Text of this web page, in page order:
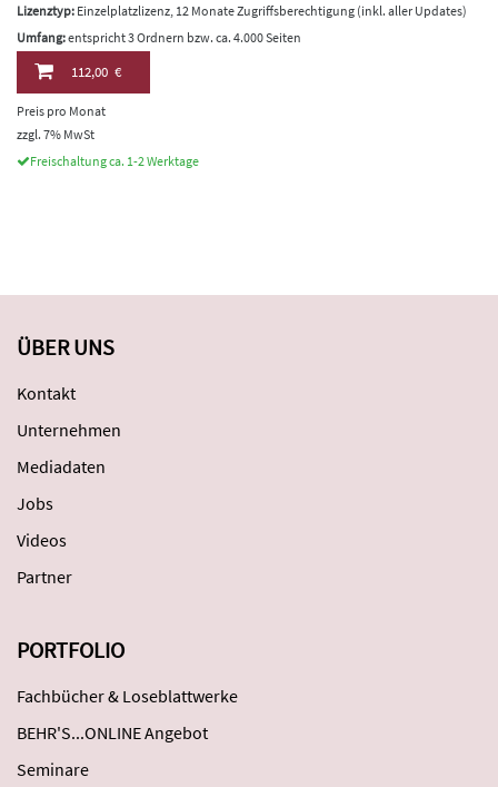
Lizenztyp: Einzelplatzlizenz, 12 Monate Zugriffsberechtigung (inkl. aller Updates)
Umfang:entspricht 3 Ordnern bzw. ca. 4.000 Seiten
112,00 €
Preis pro Monat
zzgl. 7% MwSt
Freischaltung ca. 1-2 Werktage
ÜBER UNS
Kontakt
Unternehmen
Mediadaten
Jobs
Videos
Partner
PORTFOLIO
Fachbücher & Loseblattwerke
BEHR'S...ONLINE Angebot
Seminare